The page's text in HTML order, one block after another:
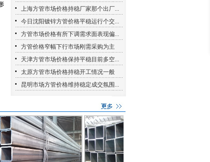
上海方管市场价格持稳厂家那个出厂...
今日沈阳镀锌方管价格平稳运行个交...
方管市场价格有所下调需求面表现偏...
方管价格窄幅下行市场刚需采购为主
天津方管市场价格保持平稳目前多空...
太原方管市场价格持稳开工情况一般
昆明市场方管价格维持稳定成交氛围...